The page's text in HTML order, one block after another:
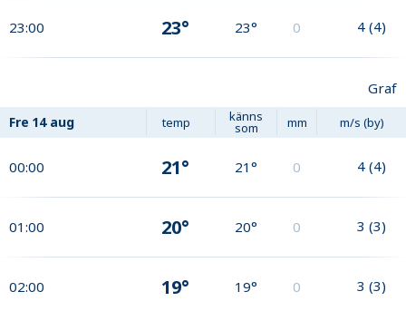
23:00 23° 23° 0 4 (4)
Graf
Fre 14 aug temp känns
som mm m/s (by)
00:00 21° 21° 0 4 (4)
01:00 20° 20° 0 3 (3)
02:00 19° 19° 0 3 (3)